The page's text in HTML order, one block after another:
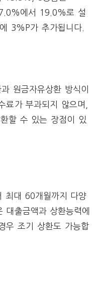
에서 19.0%로 설
3%P가 추가됩니다.
원금자유상환 방식이
료가 부과되지 않으며,
할 수 있는 장점이 있
최대 60개월까지 다양
출금액과 상환능력에
우 조기 상환도 가능합